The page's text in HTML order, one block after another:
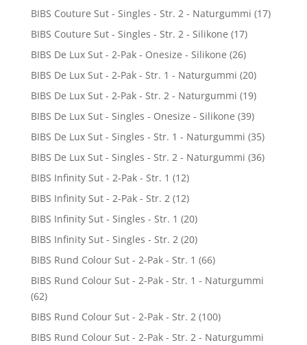
BIBS Couture Sut - Singles - Str. 2 - Naturgummi (17)
BIBS Couture Sut - Singles - Str. 2 - Silikone (17)
BIBS De Lux Sut - 2-Pak - Onesize - Silikone (26)
BIBS De Lux Sut - 2-Pak - Str. 1 - Naturgummi (20)
BIBS De Lux Sut - 2-Pak - Str. 2 - Naturgummi (19)
BIBS De Lux Sut - Singles - Onesize - Silikone (39)
BIBS De Lux Sut - Singles - Str. 1 - Naturgummi (35)
BIBS De Lux Sut - Singles - Str. 2 - Naturgummi (36)
BIBS Infinity Sut - 2-Pak - Str. 1 (12)
BIBS Infinity Sut - 2-Pak - Str. 2 (12)
BIBS Infinity Sut - Singles - Str. 1 (20)
BIBS Infinity Sut - Singles - Str. 2 (20)
BIBS Rund Colour Sut - 2-Pak - Str. 1 (66)
BIBS Rund Colour Sut - 2-Pak - Str. 1 - Naturgummi
(62)
BIBS Rund Colour Sut - 2-Pak - Str. 2 (100)
BIBS Rund Colour Sut - 2-Pak - Str. 2 - Naturgummi